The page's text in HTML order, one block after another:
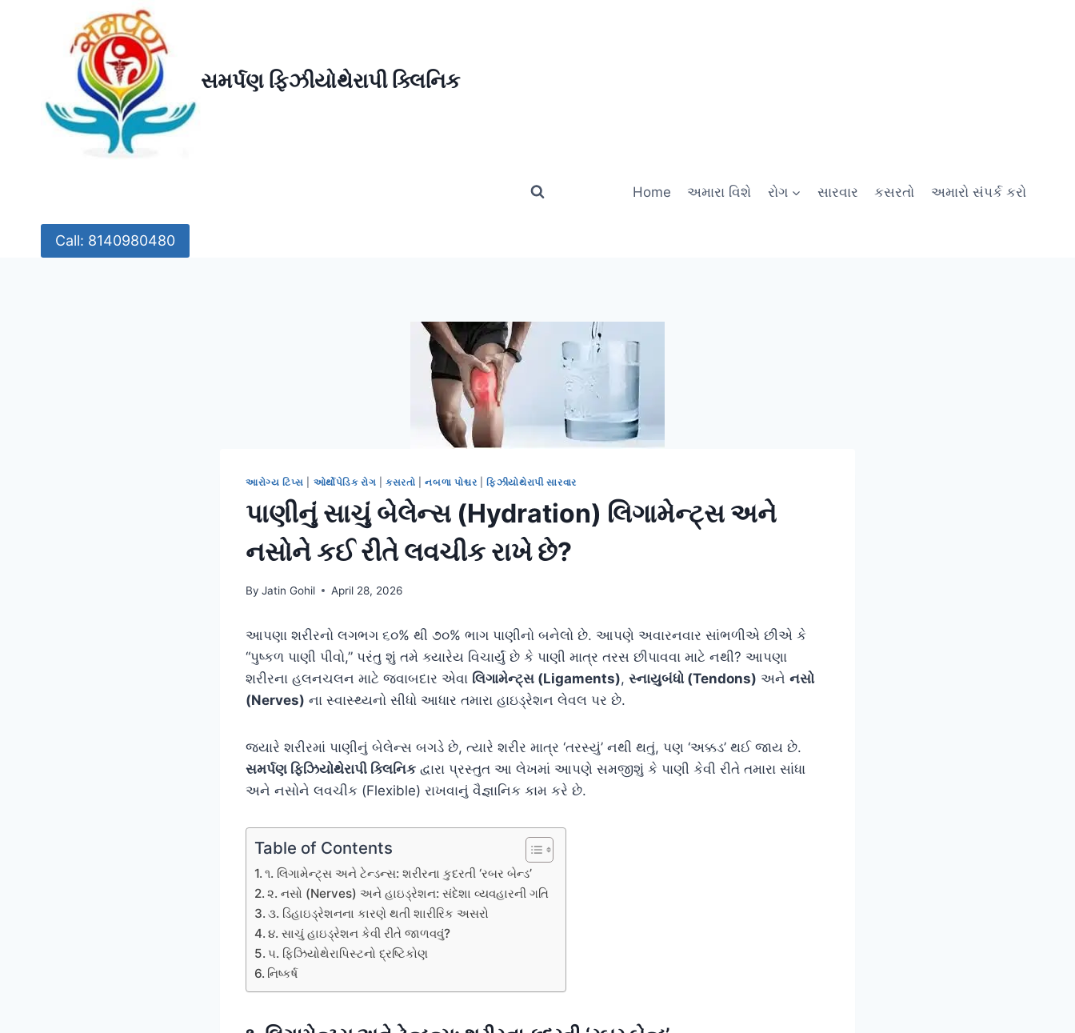
સમર્પણ ફિઝીયોથેરાપી ક્લિનિક
Home અમારા વિશે રોગ સારવાર કસરતો અમારો સંપર્ક કરો
Call: 8140980480
આરોગ્ય ટિપ્સ ઓર્થોપેડિક રોગ |કસરતો |નબળા પોશ્ચર |ફિઝીયોથેરાપી સારવાર
પાણીનું સાચું બેલેન્સ (Hydration) લિગામેન્ટ્સ અને
નસોને કઈ રીતે લવચીક રાખે છે?
By Jatin Gohil April 28, 2026
આપણા શરીરનો લગભગ ૬૦% થી ૭૦% ભાગ પાણીનો બનેલો છે. આપણે અવારનવાર સાંભળીએ છીએ કે
“પુષ્કળ પાણી પીવો,” પરંતુ શું તમે ક્યારેય વિચાર્યું છે કે પાણી માત્ર તરસ છીપાવવા માટે નથી? આપણા
શરીરના હલનચલન માટે જવાબદાર એવા લિગામેન્ટ્સ (Ligaments), સ્નાયુબંધો (Tendons) અને નસો
(Nerves) ના સ્વાસ્થ્યનો સીધો આધાર તમારા હાઇડ્રેશન લેવલ પર છે.
જ્યારે શરીરમાં પાણીનું બેલેન્સ બગડે છે, ત્યારે શરીર માત્ર ‘તરસ્યું’ નથી થતું, પણ ‘અક્કડ’ થઈ જાય છે.
સમર્પણ ફિઝિયોથેરાપી ક્લિનિક દ્વારા પ્રસ્તુત આ લેખમાં આપણે સમજીશું કે પાણી કેવી રીતે તમારા સાંધા
અને નસોને લવચીક (Flexible) રાખવાનું વૈજ્ઞાનિક કામ કરે છે.
Table of Contents
૧. લિગામેન્ટ્સ અને ટેન્ડન્સ: શરીરના કુદરતી ‘રબર બેન્ડ’
૨. નસો (Nerves) અને હાઇડ્રેશન: સંદેશા વ્યવહારની ગતિ
૩. ડિહાઇડ્રેશનના કારણે થતી શારીરિક અસરો
૪. સાચું હાઇડ્રેશન કેવી રીતે જાળવવું?
૫. ફિઝિયોથેરાપિસ્ટનો દ્રષ્ટિકોણ
નિષ્કર્ષ